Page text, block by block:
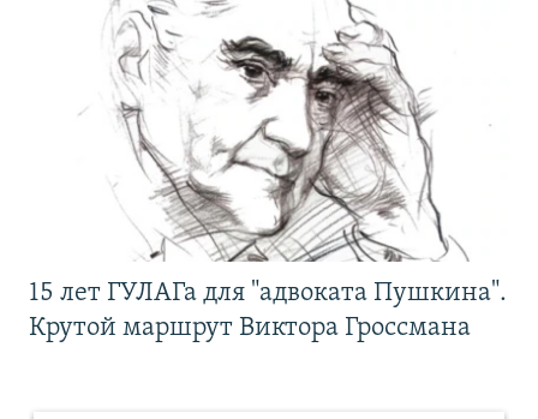
15 лет ГУЛАГа для "адвоката Пушкина".
Крутой маршрут Виктора Гроссмана